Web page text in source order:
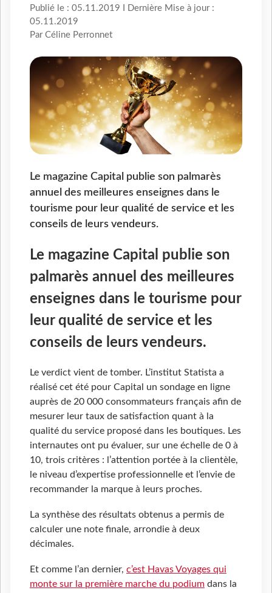
Publié le : 05.11.2019 I Dernière Mise à jour :
05.11.2019
Par Céline Perronnet
Le magazine Capital publie son palmarès
annuel des meilleures enseignes dans le
tourisme pour leur qualité de service et les
conseils de leurs vendeurs.
Le magazine Capital publie son
palmarès annuel des meilleures
enseignes dans le tourisme pour
leur qualité de service et les
conseils de leurs vendeurs.
Le verdict vient de tomber. L’institut Statista a
réalisé cet été pour Capital un sondage en ligne
auprès de 20 000 consommateurs français afin de
mesurer leur taux de satisfaction quant à la
qualité du service proposé dans les boutiques. Les
internautes ont pu évaluer, sur une échelle de 0 à
10, trois critères : l’attention portée à la clientèle,
le niveau d’expertise professionnelle et l’envie de
recommander la marque à leurs proches.
La synthèse des résultats obtenus a permis de
calculer une note finale, arrondie à deux
décimales.
Et comme l’an dernier, c’est Havas Voyages qui
monte sur la première marche du podium dans la